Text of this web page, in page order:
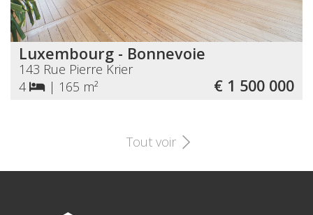
Luxembourg - Bonnevoie
143 Rue Pierre Krier
4
| 165 m² € 1 500 000
Tout voir